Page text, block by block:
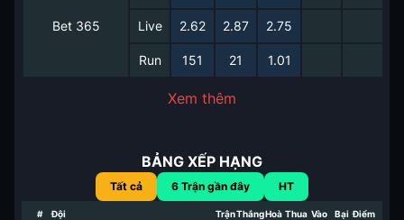
Bet 365 Live 2.62 2.87 2.75
Run 151 21 1.01
Xem thêm
BẢNG XẾP HẠNG
Tất cả 6 Trận gần đây HT
# Đội TrậnThắngHoà Thua Vào Bại Điểm